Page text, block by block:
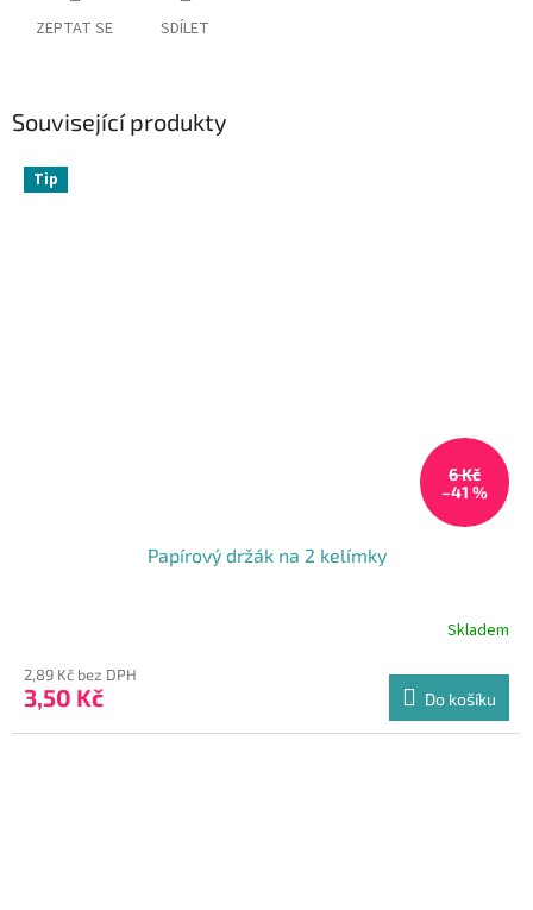
ZEPTAT SE SDÍLET
Související produkty
Tip
6 Kč
–41 %
Papírový držák na 2 kelímky
Skladem
2,89 Kč bez DPH
3,50 Kč Do košíku